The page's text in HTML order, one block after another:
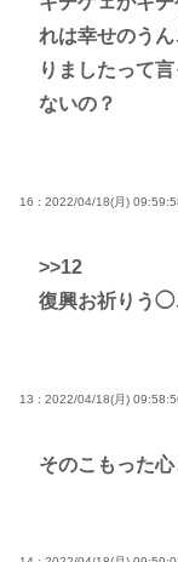
れは幸せのう
りましたって
ないの？
16 : 2022/04/18(月)
>>12
復興お祈りう◯
13 : 2022/04/18(月)
そのこもった